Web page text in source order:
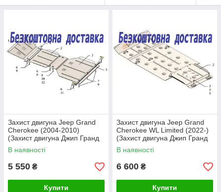
Захист двигуна Jeep Grand
Cherokee (2004-2010)
(Захист двигуна Джип Гранд
Черокі) Кольчуга
В наявності
5 550 ₴
Купити
Захист двигуна Jeep Grand
Cherokee WL Limited (2022-)
(Захист двигуна Джип Гранд
Черокі) Кольчуга
В наявності
6 600 ₴
Купити